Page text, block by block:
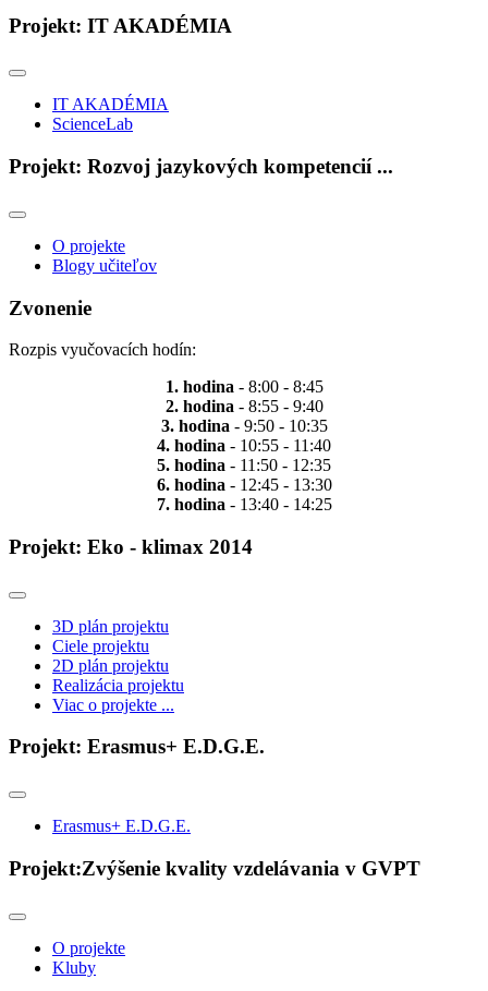
Projekt: IT AKADÉMIA
IT AKADÉMIA
ScienceLab
Projekt: Rozvoj jazykových kompetencií ...
O projekte
Blogy učiteľov
Zvonenie
Rozpis vyučovacích hodín:
1. hodina - 8:00 - 8:45
2. hodina - 8:55 - 9:40
3. hodina - 9:50 - 10:35
4. hodina - 10:55 - 11:40
5. hodina - 11:50 - 12:35
6. hodina - 12:45 - 13:30
7. hodina - 13:40 - 14:25
Projekt: Eko - klimax 2014
3D plán projektu
Ciele projektu
2D plán projektu
Realizácia projektu
Viac o projekte ...
Projekt: Erasmus+ E.D.G.E.
Erasmus+ E.D.G.E.
Projekt:Zvýšenie kvality vzdelávania v GVPT
O projekte
Kluby